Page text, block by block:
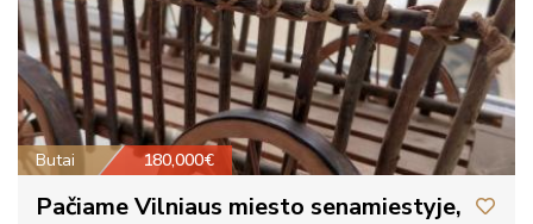
Butai 180,000€
Pačiame Vilniaus miesto senamiestyje,